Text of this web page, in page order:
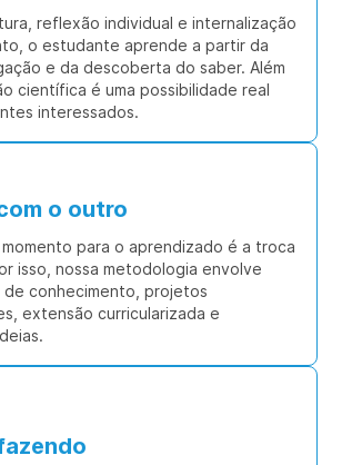
reflexão individual e internalização
o estudante aprende a partir da
e da descoberta do saber. Além
científica é uma possibilidade real
interessados.
o outro
para o aprendizado é a troca
isso, nossa metodologia envolve
conhecimento, projetos
extensão curricularizada e